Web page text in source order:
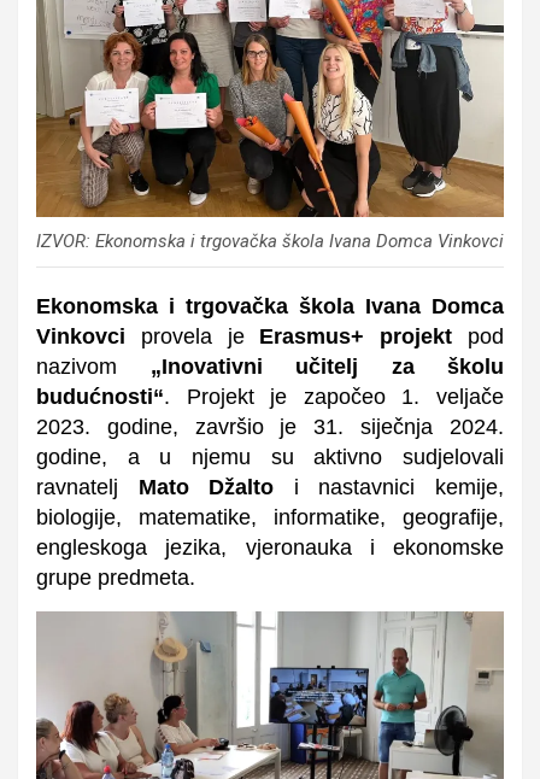
IZVOR: Ekonomska i trgovačka škola Ivana Domca Vinkovci
Ekonomska i trgovačka škola Ivana Domca
Vinkovci provela je Erasmus+ projekt pod
nazivom „Inovativni učitelj za školu
budućnosti“. Projekt je započeo 1. veljače
2023. godine, završio je 31. siječnja 2024.
godine, a u njemu su aktivno sudjelovali
ravnatelj Mato Džalto i nastavnici kemije,
biologije, matematike, informatike, geografije,
engleskoga jezika, vjeronauka i ekonomske
grupe predmeta.